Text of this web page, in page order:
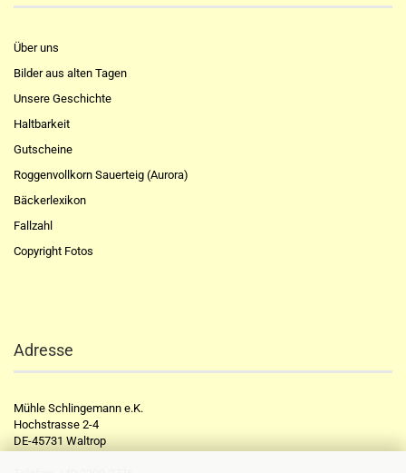
Über uns
Bilder aus alten Tagen
Unsere Geschichte
Haltbarkeit
Gutscheine
Roggenvollkorn Sauerteig (Aurora)
Bäckerlexikon
Fallzahl
Copyright Fotos
Adresse
Mühle Schlingemann e.K.
Hochstrasse 2-4
DE-45731 Waltrop